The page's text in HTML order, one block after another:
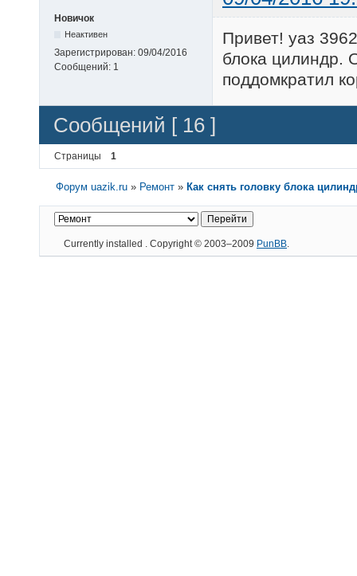
Новичок
Неактивен
Зарегистрирован: 09/04/2016
Сообщений: 1
Привет! уаз
блока цилиндр.
поддомкратил
Сообщений [ 16 ]
Страницы 1
Форум uazik.ru » Ремонт » Как снять головку блока
Currently installed . Copyright © 2003–2009 PunBB.